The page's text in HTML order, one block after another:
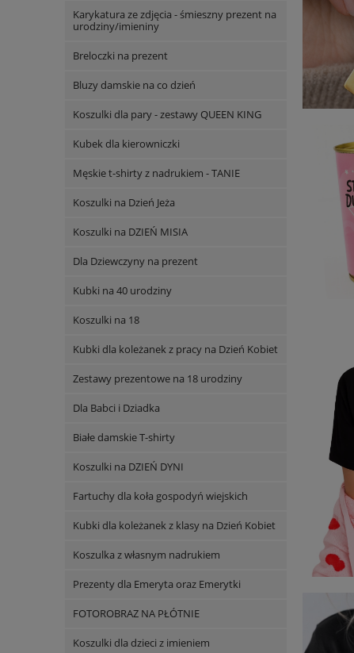
Karykatura ze zdjęcia - śmieszny prezent na
urodziny/imieniny
Breloczki na prezent
Bluzy damskie na co dzień
Koszulki dla pary - zestawy QUEEN KING
Kubek dla kierowniczki
Męskie t-shirty z nadrukiem - TANIE
Koszulki na Dzień Jeża
Koszulki na DZIEŃ MISIA
Dla Dziewczyny na prezent
Kubki na 40 urodziny
Koszulki na 18
Kubki dla koleżanek z pracy na Dzień Kobiet
Zestawy prezentowe na 18 urodziny
Dla Babci i Dziadka
Białe damskie T-shirty
Koszulki na DZIEŃ DYNI
Fartuchy dla koła gospodyń wiejskich
Kubki dla koleżanek z klasy na Dzień Kobiet
Koszulka z własnym nadrukiem
Prezenty dla Emeryta oraz Emerytki
FOTOROBRAZ NA PŁÓTNIE
Koszulki dla dzieci z imieniem